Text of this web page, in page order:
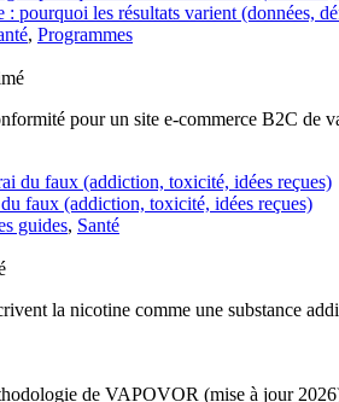
: pourquoi les résultats varient (données,
, Programmes
pour un site e‑commerce B2C de
faux (addiction, toxicité, idées reçues)
guides, Santé
la nicotine comme une substance